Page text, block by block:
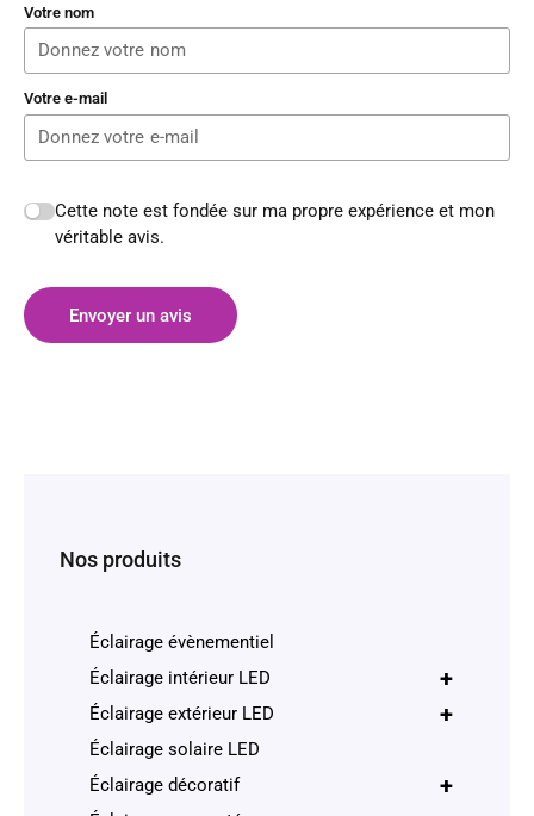
Votre nom
Votre e-mail
Cette note est fondée sur ma propre expérience et mon
véritable avis.
Envoyer un avis
Nos produits
Éclairage évènementiel
+
Éclairage intérieur LED
+
Éclairage extérieur LED
Éclairage solaire LED
+
Éclairage décoratif